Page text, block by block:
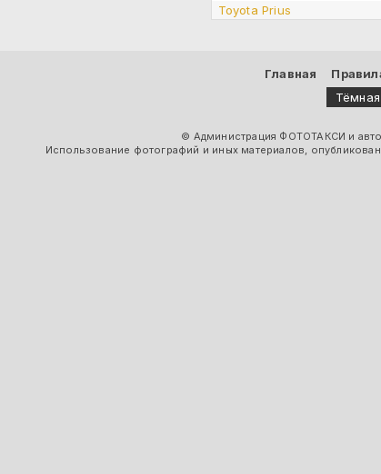
Toyota Prius
Главная
© Администрация ФОТОТАКСИ и
Использование фотографий и иных материалов,